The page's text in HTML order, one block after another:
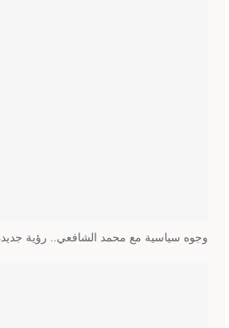
وجوه سياسية مع محمد الشافعي.. رؤية جديدة